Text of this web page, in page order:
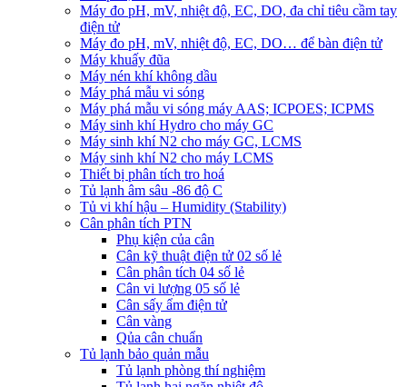
Máy đo pH, mV, nhiệt độ, EC, DO, đa chỉ tiêu cầm tay
điện tử
Máy đo pH, mV, nhiệt độ, EC, DO… để bàn điện tử
Máy khuấy đũa
Máy nén khí không dầu
Máy phá mẫu vi sóng
Máy phá mẫu vi sóng máy AAS; ICPOES; ICPMS
Máy sinh khí Hydro cho máy GC
Máy sinh khí N2 cho máy GC, LCMS
Máy sinh khí N2 cho máy LCMS
Thiết bị phân tích tro hoá
Tủ lạnh âm sâu -86 độ C
Tủ vi khí hậu – Humidity (Stability)
Cân phân tích PTN
Phụ kiện của cân
Cân kỹ thuật điện tử 02 số lẻ
Cân phân tích 04 số lẻ
Cân vi lượng 05 số lẻ
Cân sấy ẩm điện tử
Cân vàng
Qủa cân chuẩn
Tủ lạnh bảo quản mẫu
Tủ lạnh phòng thí nghiệm